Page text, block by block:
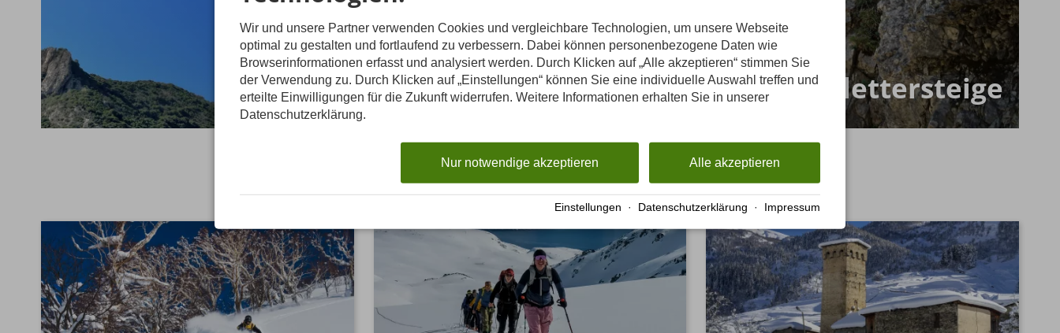
Klettern Klettersteige
NEU im Winter 2027
Wir und unsere Partner verwenden Cookies und vergleichbare Technologien, um unsere Webseite
optimal zu gestalten und fortlaufend zu verbessern. Dabei können personenbezogene Daten wie
Browserinformationen erfasst und analysiert werden. Durch Klicken auf „Alle akzeptieren“ stimmen Sie
der Verwendung zu. Durch Klicken auf „Einstellungen“ können Sie eine individuelle Auswahl treffen und
erteilte Einwilligungen für die Zukunft widerrufen. Weitere Informationen erhalten Sie in unserer
Datenschutzerklärung.
Alle akzeptieren
Nur notwendige akzeptieren
Einstellungen · Datenschutzerklärung · Impressum